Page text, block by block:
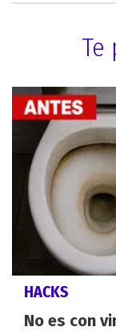
Te
HACKS
No es con